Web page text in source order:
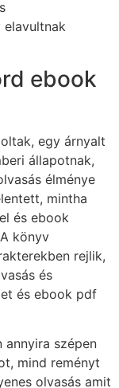
elavultnak
ebook
egy árnyalt
állapotnak,
élménye
mintha
és ebook
könyv
rejlik,
és
és ebook pdf
szépen
mind reményt
olvasás amit